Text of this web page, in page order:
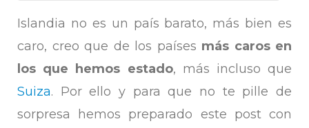
Islandia no es un país barato, más bien es
caro, creo que de los países más caros en
los que hemos estado, más incluso que
Suiza. Por ello y para que no te pille de
sorpresa hemos preparado este post con